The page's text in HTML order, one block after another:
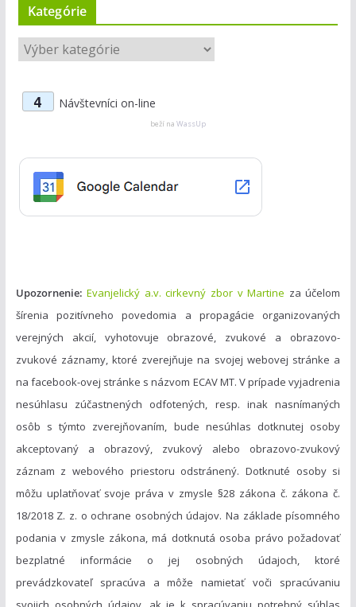
Kategórie
K
a
r
4 Návštevníci on-line
beží na WassUp
Upozornenie: Evanjelický a.v. cirkevný zbor v Martine za účelom
šírenia pozitívneho povedomia a propagácie organizovaných
verejných akcií, vyhotovuje obrazové, zvukové a obrazovo-
zvukové záznamy, ktoré zverejňuje na svojej webovej stránke a
na facebook-ovej stránke s názvom ECAV MT. V prípade vyjadrenia
nesúhlasu zúčastnených odfotených, resp. inak nasnímaných
osôb s týmto zverejňovaním, bude nesúhlas dotknutej osoby
akceptovaný a obrazový, zvukový alebo obrazovo-zvukový
záznam z webového priestoru odstránený. Dotknuté osoby si
môžu uplatňovať svoje práva v zmysle §28 zákona č. zákona č.
18/2018 Z. z. o ochrane osobných údajov. Na základe písomného
podania v zmysle zákona, má dotknutá osoba právo požadovať
bezplatné informácie o jej osobných údajoch, ktoré
prevádzkovateľ spracúva a môže namietať voči spracúvaniu